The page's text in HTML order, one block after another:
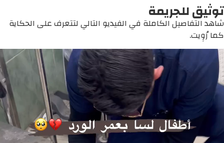
توثيق للجريمة
شاهد التفاصيل الكاملة في الفيديو التالي لتتعرف على الحكاية
كما رُوِيت.